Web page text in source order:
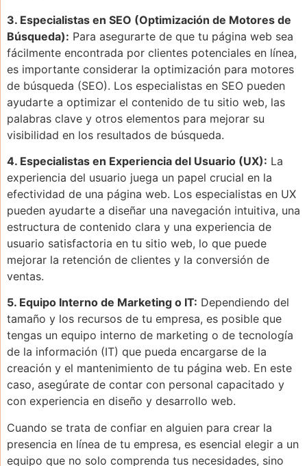
3. Especialistas en SEO (Optimización de Motores de
Búsqueda): Para asegurarte de que tu página web sea
fácilmente encontrada por clientes potenciales en línea,
es importante considerar la optimización para motores
de búsqueda (SEO). Los especialistas en SEO pueden
ayudarte a optimizar el contenido de tu sitio web, las
palabras clave y otros elementos para mejorar su
visibilidad en los resultados de búsqueda.
4. Especialistas en Experiencia del Usuario (UX): La
experiencia del usuario juega un papel crucial en la
efectividad de una página web. Los especialistas en UX
pueden ayudarte a diseñar una navegación intuitiva, una
estructura de contenido clara y una experiencia de
usuario satisfactoria en tu sitio web, lo que puede
mejorar la retención de clientes y la conversión de
ventas.
5. Equipo Interno de Marketing o IT: Dependiendo del
tamaño y los recursos de tu empresa, es posible que
tengas un equipo interno de marketing o de tecnología
de la información (IT) que pueda encargarse de la
creación y el mantenimiento de tu página web. En este
caso, asegúrate de contar con personal capacitado y
con experiencia en diseño y desarrollo web.
Cuando se trata de confiar en alguien para crear la
presencia en línea de tu empresa, es esencial elegir a un
equipo que no solo comprenda tus necesidades, sino